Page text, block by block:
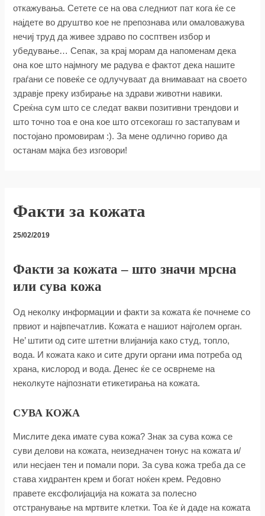
откажувања. Сетете се на ова следниот пат кога ќе се
најдете во друштво кое не препознава или омаловажува
нечиј труд да живее здраво по сосптвен избор и
убедување… Сепак, за крај морам да напоменам дека
она кое што најмногу ме радува е фактот дека нашите
граѓани се повеќе се одлучуваат да внимаваат на своето
здравје преку избирање на здрави животни навики.
Среќна сум што се следат вакви позитивни трендови и
што точно тоа е она кое што отсекогаш го застапувам и
постојано промовирам :). За мене одлично гориво да
останам мајка без изговори!
Факти за кожата
25/02/2019
Факти за кожата – што значи мрсна
или сува кожа
Од неколку информации и факти за кожата ќе почнеме со
првиот и највпечатлив. Кожата е нашиот најголем орган.
Не’ штити од сите штетни влијанија како студ, топло,
вода. И кожата како и сите други органи има потреба од
храна, кислород и вода. Денес ќе се осврнеме на
неколкуте најпознати етикетирања на кожата.
СУВА КОЖА
Мислите дека имате сува кожа? Знак за сува кожа се
суви делови на кожата, неизедначен тонус на кожатa и/
или несјаен тен и помали пори. За сува кожа треба да се
става хидрантен крем и богат ноќен крем. Редовно
правете ексфолијација на кожата за полесно
отстранување на мртвите клетки. Тоа ќе ѝ даде на кожата